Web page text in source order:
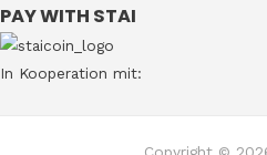
PAY WITH STAI
In Kooperation mit: